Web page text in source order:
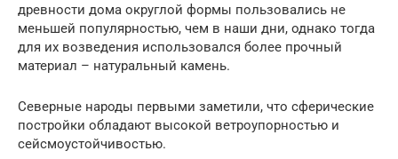
древности дома округлой формы пользовались не
меньшей популярностью, чем в наши дни, однако тогда
для их возведения использовался более прочный
материал – натуральный камень.
Северные народы первыми заметили, что сферические
постройки обладают высокой ветроупорностью и
сейсмоустойчивостью.